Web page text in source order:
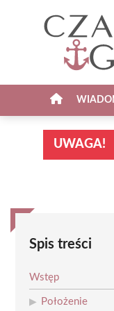
UWAGA!
Spis treści
Wstęp
Położenie